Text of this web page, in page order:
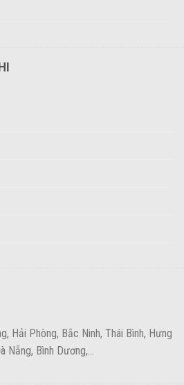
Hải Phòng, Bắc Ninh, Thái Bình, Hưng
Nẵng, Bình Dương,...